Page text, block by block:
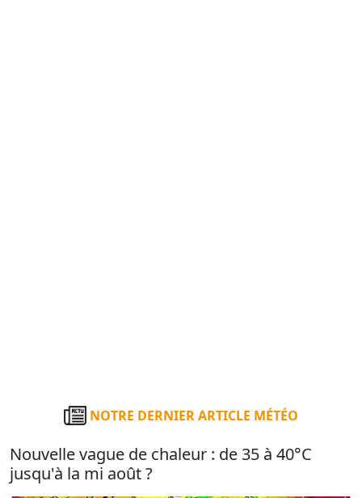
NOTRE DERNIER ARTICLE MÉTÉO
Nouvelle vague de chaleur : de 35 à 40°C
jusqu'à la mi août ?